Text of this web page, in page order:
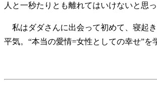
人と一秒たりとも離れてはいけないと思っ
私はダダさんに出会って初めて、寝起
平気。“本当の愛情=女性としての幸せ”を